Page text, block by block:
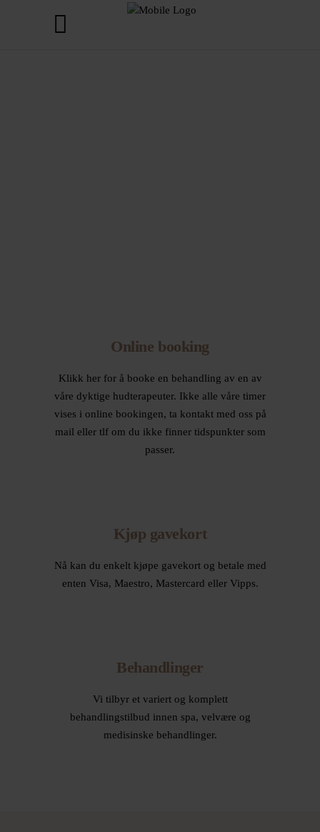
Online booking
Klikk her for å booke en behandling av en av
våre dyktige hudterapeuter. Ikke alle våre timer
vises i online bookingen, ta kontakt med oss på
mail eller tlf om du ikke finner tidspunkter som
passer.
Kjøp gavekort
Nå kan du enkelt kjøpe gavekort og betale med
enten Visa, Maestro, Mastercard eller Vipps.
Behandlinger
Vi tilbyr et variert og komplett
behandlingstilbud innen spa, velvære og
medisinske behandlinger.